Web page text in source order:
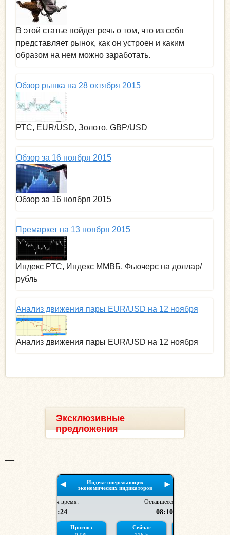
В этой статье пойдет речь о том, что из себя
представляет рынок, как он устроен и каким
образом на нем можно заработать.
Обзор рынка на 28 октября 2015
РТС, EUR/USD, Золото, GBP/USD
Обзор за 16 ноября 2015
Обзор за 16 ноября 2015
Премаркет на 13 ноября 2015
Индекс РТС, Индекс ММВБ, Фьючерс на доллар/
рубль
Анализ движения пары EUR/USD на 12 ноября
Анализ движения пары EUR/USD на 12 ноября
Эксклюзивные
предложения